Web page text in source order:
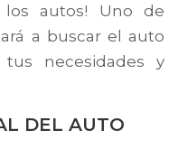
los autos! Uno de
a buscar el auto
necesidades y
DEL AUTO